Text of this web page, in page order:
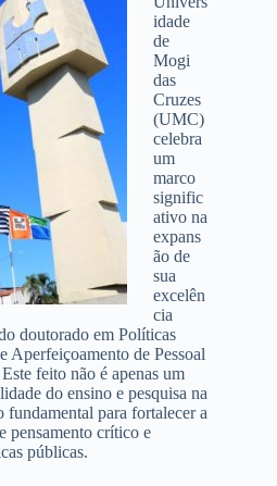
idade
de
Mogi
das
Cruzes
(UMC)
celebra
um
marco
signific
ativo na
expans
ão de
sua
excelên
cia
doutorado em Políticas
Aperfeiçoamento de Pessoal
feito não é apenas um
do ensino e pesquisa na
para fortalecer a
pensamento crítico e
públicas.